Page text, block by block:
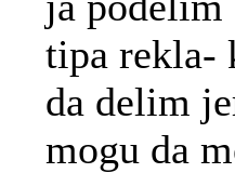
tipa rekla-
da delim
mogu da